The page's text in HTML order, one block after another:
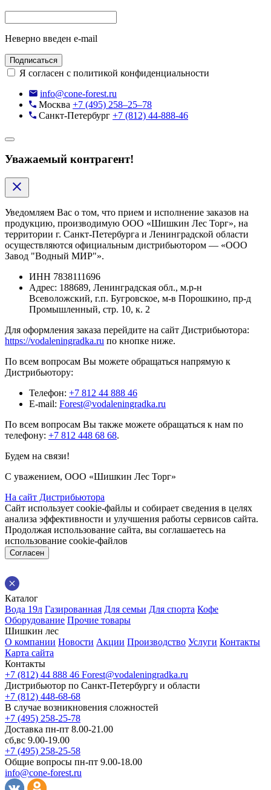
Неверно введен e-mail
Подписаться
Я согласен с политикой конфиденциальности
info@cone-forest.ru
Москва +7 (495) 258–25–78
Санкт-Петербург +7 (812) 44-888-46
Уважаемый контрагент!
Уведомляем Вас о том, что прием и исполнение заказов на
продукцию, производимую ООО «Шишкин Лес Торг», на
территории г. Санкт-Петербурга и Ленинградской области
осуществляются официальным дистрибьютором — «ООО
Завод "Водный МИР"».
ИНН 7838111696
Адрес: 188689, Ленинградская обл., м.р-н
Всеволожский, г.п. Бугровское, м-в Порошкино, пр-д
Промышленный, стр. 10, к. 2
Для оформления заказа перейдите на сайт Дистрибьютора:
https://vodaleningradka.ru по кнопке ниже.
По всем вопросам Вы можете обращаться напрямую к
Дистрибьютору:
Телефон: +7 812 44 888 46
E-mail: Forest@vodaleningradka.ru
По всем вопросам Вы также можете обращаться к нам по
телефону: +7 812 448 68 68.
Будем на связи!
С уважением, ООО «Шишкин Лес Торг»
На сайт Дистрибьютора
Сайт использует cookie-файлы и собирает сведения в целях
анализа эффективности и улучшения работы сервисов сайта.
Продолжая использование сайта, вы соглашаетесь на
использование cookie-файлов
Согласен
Каталог
Вода 19л Газированная Для семьи Для спорта Кофе
Оборудование Прочие товары
Шишкин лес
О компании Новости Акции Производство Услуги Контакты
Карта сайта
Контакты
+7 (812) 44 888 46 Forest@vodaleningradka.ru
Дистрибьютор по Санкт-Петербургу и области
+7 (812) 448-68-68
В случае возникновения сложностей
+7 (495) 258-25-78
Доставка пн-пт 8.00-21.00
сб,вс 9.00-19.00
+7 (495) 258-25-58
Общие вопросы пн-пт 9.00-18.00
info@cone-forest.ru